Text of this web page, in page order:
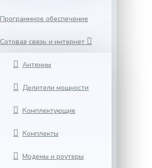
Программное обеспечение
Сотовая связь и интернет
Антенны
Делители мощности
Комплектующие
Комплекты
Модемы и роутеры